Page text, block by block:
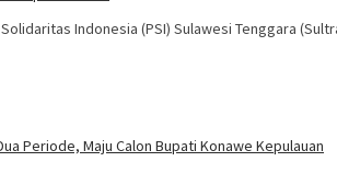
Solidaritas Indonesia (PSI) Sulawesi Tenggara
Periode, Maju Calon Bupati Konawe Kepulauan